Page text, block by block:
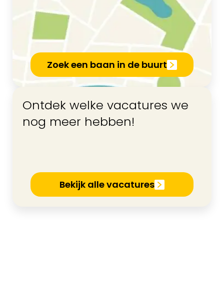
Zoek een baan in de buurt
Ontdek welke vacatures we
nog meer hebben!
Bekijk alle vacatures